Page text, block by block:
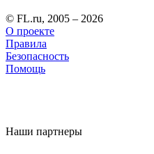
© FL.ru, 2005 – 2026
О проекте
Правила
Безопасность
Помощь
Наши партнеры